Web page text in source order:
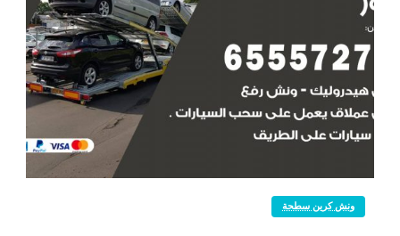
ونش كرين سطحة